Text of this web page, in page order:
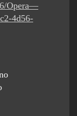
Opera—
4d56-